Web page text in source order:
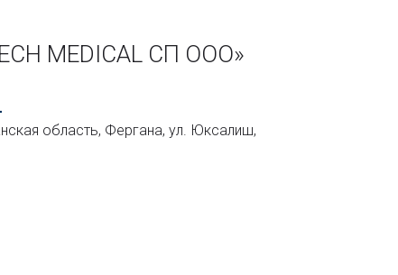
MEDICAL СП ООО»
область, Фергана, ул. Юксалиш,